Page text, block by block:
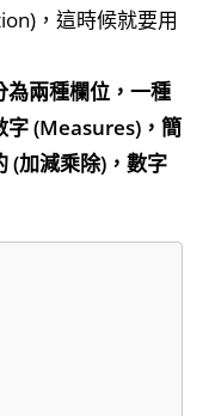
，這時候就要用
為兩種欄位，一種
字 (Measures)，簡
(加減乘除)，數字